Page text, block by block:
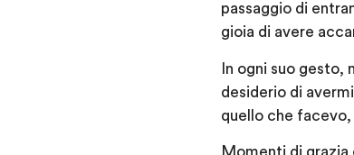
passaggio di
gioia di avere
In ogni suo
desiderio di
quello che facevo,
Momenti di grazia